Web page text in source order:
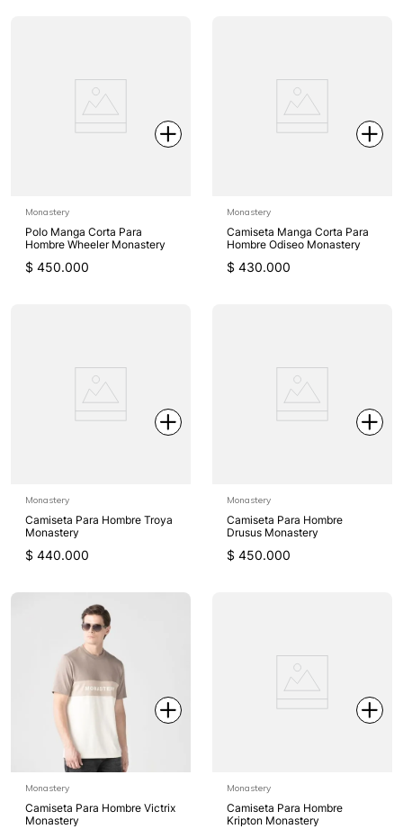
Monastery
Polo Manga Corta Para
Hombre Wheeler Monastery
$ 450.000
Monastery
Camiseta Manga Corta Para
Hombre Odiseo Monastery
$ 430.000
Monastery
Camiseta Para Hombre Troya
Monastery
$ 440.000
Monastery
Camiseta Para Hombre
Drusus Monastery
$ 450.000
Monastery
Camiseta Para Hombre Victrix
Monastery
Monastery
Camiseta Para Hombre
Kripton Monastery